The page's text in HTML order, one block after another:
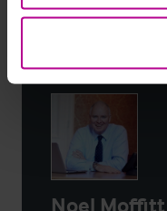
Kontaktieren
Noel Moffitt